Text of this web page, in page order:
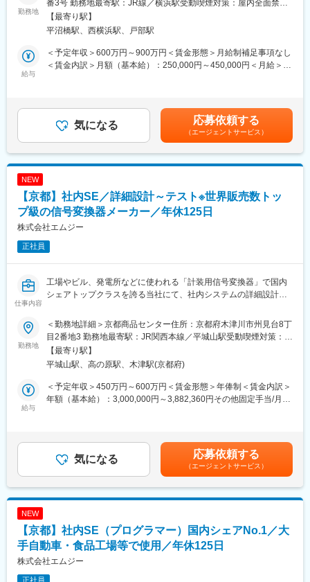
変更の範囲：会社の定める業務
ソフトウェアソリューション課は、古河電工グループ内のソフト
ウェアに関する中核組織として、基盤技術の構築から複数開発プ
ロジェクトの推進までを担っています。
2026年度以降、AIロボティクス分野への展開も視野に入れたソフ
トウェア基盤の高度化や、戦略的なソフトウェアプラットフォー
ムの構築を計画しており、構想・アーキテクチャ設計に加え、プ
者(研究所内各部署)と合意形成を行いながら、プラットフォームを
具現化できる人材を募集します。
また、ソフトウェアに関する全体的な開発力向上の取り組みとし
て、AI駆動型の開発といった先進的な手法の調査・研究活動な
ど、ソフトウェア基盤技術としてグループ内全体に貢献する業務
ボティクス分野、AIベースのプラットフォーム構築など、今後の
ソフトウェアの主流となっていくコアな技術に携わることが可能
また、技術の深掘り(テックリード/アーキテクト)と、推進・リー
ド(プロジェクトリーダ)双方のキャリア形成が可能です。
■就業環境：
フレックスタイム：コアタイム13:00～14:00
時間外労働：10～20時間/月
テレワーク：平均3回/週程度(担当業務により差がある)
従業員数約5万人、売上高約1兆円規模を誇る社会インフラ系メー
カーで、創業140年超の老舗企業です。電力ケーブルや光ファイ
トップクラスのシェアを持つのが大きな強み。
勤務地
番3号 勤務地最寄駅：JR線／横浜駅受動喫煙対策：屋内全面禁煙
変更の範囲：会社の定める事業所（リモートワーク含む）
【最寄り駅】
平沼橋駅、西横浜駅、戸部駅
給与
＜予定年収＞600万円～900万円＜賃金形態＞月給制補足事項なし
＜賃金内訳＞月額（基本給）：250,000円～450,000円＜月給＞
気になる 応募依頼する
（エージェントサービス）
NEW
【京都】社内SE／詳細設計～テスト※世界販売数トッ
プ級の信号変換器メーカー／年休125日
株式会社エムジー
正社員
仕事内容
工場やビル、発電所などに使われる「計装用信号変換器」で国内
シェアトップクラスを誇る当社にて、社内システムの詳細設計、
■業務内容：
当社は生産管理システムや受注管理システムなどを自社開発して
いますので、関連部門との打ち合わせ、既存システムの保守・回
収業務などにも携わっていただきます。
※インフラ担当、アプリ担当含めて8名ほどの組織です。
■当社について：
縁技術、低消費・低ノイズ電源設計などデジタル回路だけでは実
現不可能な要素の集合体です。近年、FA分野では、各種フィール
ドネットワーク技術や小型化、特殊化が求められており、アナロ
ュートラルに貢献しています。
■今後の展望：
勤務地
＜勤務地詳細＞京都商品センター住所：京都府木津川市州見台8丁
目2番地3 勤務地最寄駅：JR関西本線／平城山駅受動喫煙対策：屋
内全面禁煙変更の範囲：会社の定める事業所
【最寄り駅】
平城山駅、高の原駅、木津駅(京都府)
給与
＜予定年収＞450万円～600万円＜賃金形態＞年俸制＜賃金内訳＞
年額（基本給）：3,000,000円～3,882,360円その他固定手当/月：
む）＜昇給有無＞有＜残業手当＞有＜給与補足＞※その他固定手当
はマネジメント手当と成果給です。※年収は能力経験を考慮の上、
当社規定により決定します。賃金はあくまでも目安の金額であ
り、選考を通じて上下する可能性があります。月給(月額)は固定手
当を含めた表記です。
気になる 応募依頼する
（エージェントサービス）
NEW
【京都】社内SE（プログラマー）国内シェアNo.1／大
手自動車・食品工場等で使用／年休125日
株式会社エムジー
正社員